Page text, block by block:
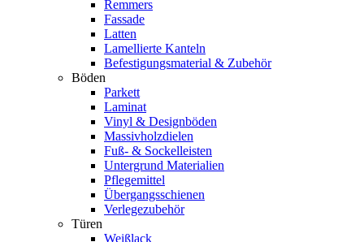
Remmers
Fassade
Latten
Lamellierte Kanteln
Befestigungsmaterial & Zubehör
Böden
Parkett
Laminat
Vinyl & Designböden
Massivholzdielen
Fuß- & Sockelleisten
Untergrund Materialien
Pflegemittel
Übergangsschienen
Verlegezubehör
Türen
Weißlack